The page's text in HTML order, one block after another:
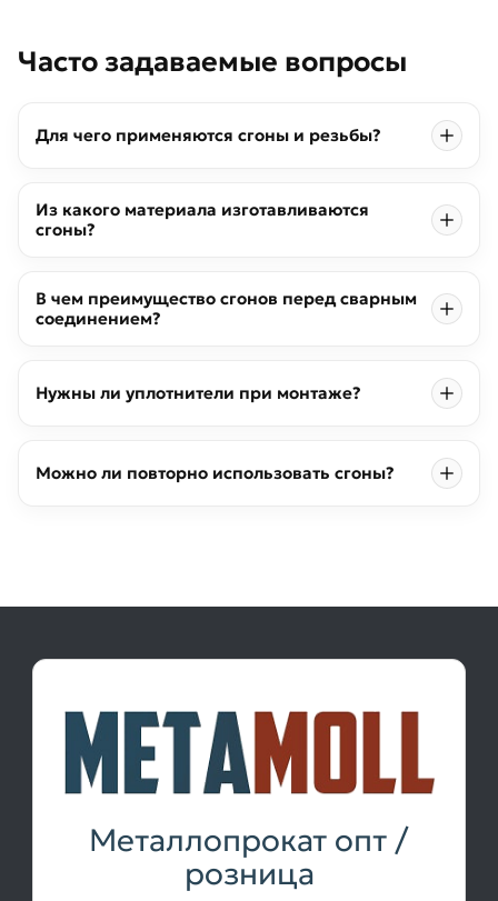
Часто задаваемые вопросы
Для чего применяются сгоны и резьбы?
Из какого материала изготавливаются
сгоны?
В чем преимущество сгонов перед сварным
соединением?
Нужны ли уплотнители при монтаже?
Можно ли повторно использовать сгоны?
Металлопрокат опт /
розница